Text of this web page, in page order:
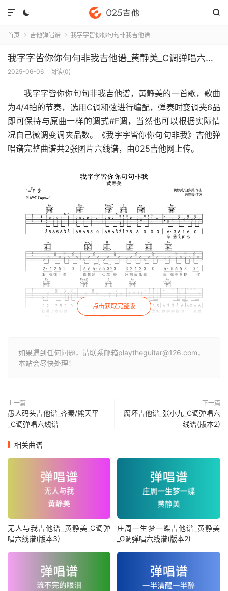
 

首页  吉他弹唱谱  我字字皆你你句句非我吉他谱
我字字皆你你句句非我吉他谱_黄静美_C调弹唱六线谱(版本2)
2025-06-06 阅读(0)
我字字皆你你句句非我吉他谱，黄静美的一首歌，歌曲
为4/4拍的节奏，选用C调和弦进行编配，弹奏时变调夹6品
即可保持与原曲一样的调式#F调，当然也可以根据实际情
况自己微调变调夹品数。《我字字皆你你句句非我》吉他弹
唱谱完整曲谱共2张图片六线谱，由025吉他网上传。
点击获取完整版
如果遇到任何问题，请联系邮箱playtheguitar@126.com，
本站会尽快处理！
上一篇
愚人码头吉他谱_齐秦/熊天平
_C调弹唱六线谱
下一篇
腐坏吉他谱_张小九_C调弹唱六
线谱(版本2)
相关曲谱
无人与我吉他谱_黄静美_C调弹
唱六线谱(版本3)
庄周一生梦一蝶吉他谱_黄静美
_G调弹唱六线谱(版本2)